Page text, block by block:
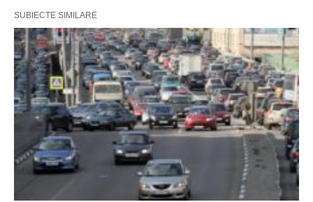
SUBIECTE SIMILARE